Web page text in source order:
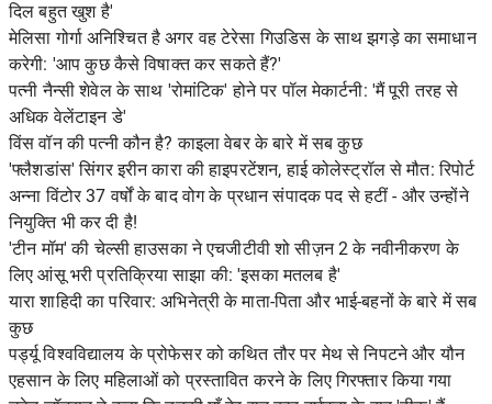
दिल बहुत खुश है'
मेलिसा गोर्गा अनिश्चित है अगर वह टेरेसा गिउडिस के साथ झगड़े का समाधान
करेगी: 'आप कुछ कैसे विषाक्त कर सकते हैं?'
पत्नी नैन्सी शेवेल के साथ 'रोमांटिक' होने पर पॉल मेकार्टनी: 'मैं पूरी तरह से
अधिक वेलेंटाइन डे'
विंस वॉन की पत्नी कौन है? काइला वेबर के बारे में सब कुछ
'फ्लैशडांस' सिंगर इरीन कारा की हाइपरटेंशन, हाई कोलेस्ट्रॉल से मौत: रिपोर्ट
अन्ना विंटोर 37 वर्षों के बाद वोग के प्रधान संपादक पद से हटीं - और उन्होंने
नियुक्ति भी कर दी है!
'टीन मॉम' की चेल्सी हाउसका ने एचजीटीवी शो सीज़न 2 के नवीनीकरण के
लिए आंसू भरी प्रतिक्रिया साझा की: 'इसका मतलब है'
यारा शाहिदी का परिवार: अभिनेत्री के माता-पिता और भाई-बहनों के बारे में सब
कुछ
पर्ड्यू विश्वविद्यालय के प्रोफेसर को कथित तौर पर मेथ से निपटने और यौन
एहसान के लिए महिलाओं को प्रस्तावित करने के लिए गिरफ्तार किया गया